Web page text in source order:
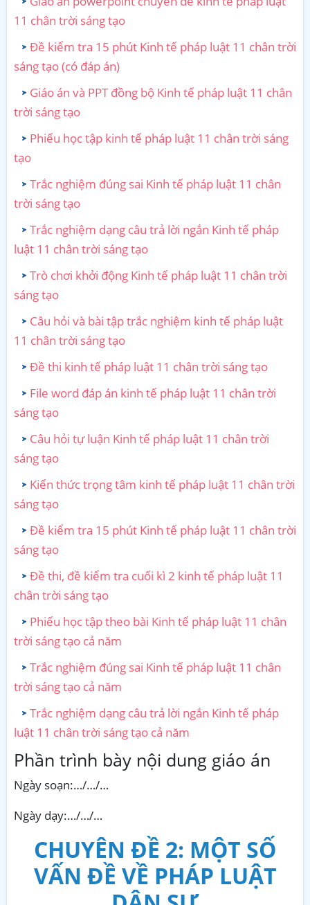
11 chân trời sáng tạo
Đề kiểm tra 15 phút Kinh tế pháp luật 11 chân trời
sáng tạo (có đáp án)
Giáo án và PPT đồng bộ Kinh tế pháp luật 11 chân
trời sáng tạo
Phiếu học tập kinh tế pháp luật 11 chân trời sáng
tạo
Trắc nghiệm đúng sai Kinh tế pháp luật 11 chân
trời sáng tạo
Trắc nghiệm dạng câu trả lời ngắn Kinh tế pháp
luật 11 chân trời sáng tạo
Trò chơi khởi động Kinh tế pháp luật 11 chân trời
sáng tạo
Câu hỏi và bài tập trắc nghiệm kinh tế pháp luật
11 chân trời sáng tạo
Đề thi kinh tế pháp luật 11 chân trời sáng tạo
File word đáp án kinh tế pháp luật 11 chân trời
sáng tạo
Câu hỏi tự luận Kinh tế pháp luật 11 chân trời
sáng tạo
Kiến thức trọng tâm kinh tế pháp luật 11 chân trời
sáng tạo
Đề kiểm tra 15 phút Kinh tế pháp luật 11 chân trời
sáng tạo
Đề thi, đề kiểm tra cuối kì 2 kinh tế pháp luật 11
chân trời sáng tạo
Phiếu học tập theo bài Kinh tế pháp luật 11 chân
trời sáng tạo cả năm
Trắc nghiệm đúng sai Kinh tế pháp luật 11 chân
trời sáng tạo cả năm
Trắc nghiệm dạng câu trả lời ngắn Kinh tế pháp
luật 11 chân trời sáng tạo cả năm
Phần trình bày nội dung giáo án
Ngày soạn:…/…/…
Ngày dạy:…/…/…
CHUYÊN ĐỀ 2: MỘT SỐ
VẤN ĐỀ VỀ PHÁP LUẬT